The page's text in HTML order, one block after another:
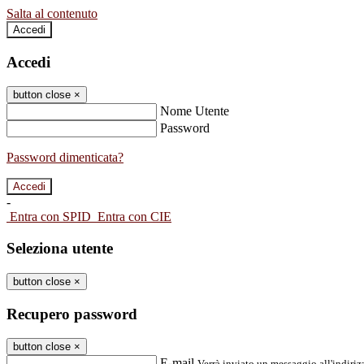
Salta al contenuto
Accedi
Accedi
button close ×
Nome Utente
Password
Password dimenticata?
-
Entra con SPID Entra con CIE
Seleziona utente
button close ×
Recupero password
button close ×